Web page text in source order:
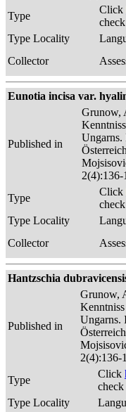
Type
Click
Type Locality
Collector
Eunotia incisa var.
Published in
Grunow,
Ungarns.
Type
Click
Type Locality
Collector
Hantzschia
Published in
Grunow,
Ungarns.
Type
Click
Type Locality